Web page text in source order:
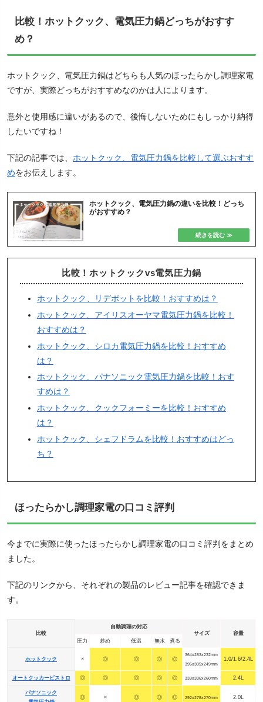
比較！ホットクック、電気圧力鍋どっちがおすす
め？
ホットクック、電気圧力鍋はどちらも人気のほったらかし調理家電
ですが、実際どっちがおすすめなのかは人によります。
意外と使用感に違いがあるので、後悔しないためにもしっかり納得
したいですね！
下記の記事では、 ホットクック、電気圧力鍋を比較して選ぶおすす
めをお伝えします。
ホットクック、電気圧力鍋の違いを比較！どっち
がおすすめ？
比較！ホットクックvs電気圧力鍋
ホットクック、リデポットを比較！おすすめは？
ホットクック、アイリスオーヤマ電気圧力鍋を比較！
おすすめは？
ホットクック、シロカ電気圧力鍋を比較！おすすめ
は？
ホットクック、パナソニック電気圧力鍋を比較！おす
すめは？
ホットクック、クックフォーミーを比較！おすすめ
は？
ホットクック、シェフドラムを比較！おすすめはどっ
ち？
ほったらかし調理家電の口コミ評判
今までに実際に使ったほったらかし調理家電の口コミ評判をまとめ
ました。
下記のリンクから、それぞれの製品のレビュー記事を確認できま
す。
比較
自動調理の対応
サイズ
容量
圧力
炒め 低温 無水 煮る
ホットクック × ◎ ◎ ◎ ◎
364x283x232mm
395x305x249mm
1.0/1.6/2.4L
オートクッカービストロ ◎ ◎ ◎ ◎ ◎ 333x336x260mm 2.4L
パナソニック
◎ × ◎ ◎ ◎ 292x278x270mm 2.0L